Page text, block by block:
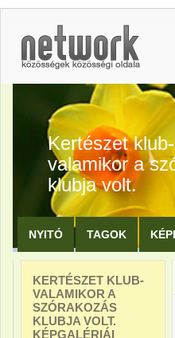
Kertészet klub-
valamikor a
klubja volt.
NYITÓ TAGOK
KERTÉSZET KLUB-
VALAMIKOR A
SZÓRAKOZÁS
KLUBJA VOLT.
KÉPGALÉRIÁI